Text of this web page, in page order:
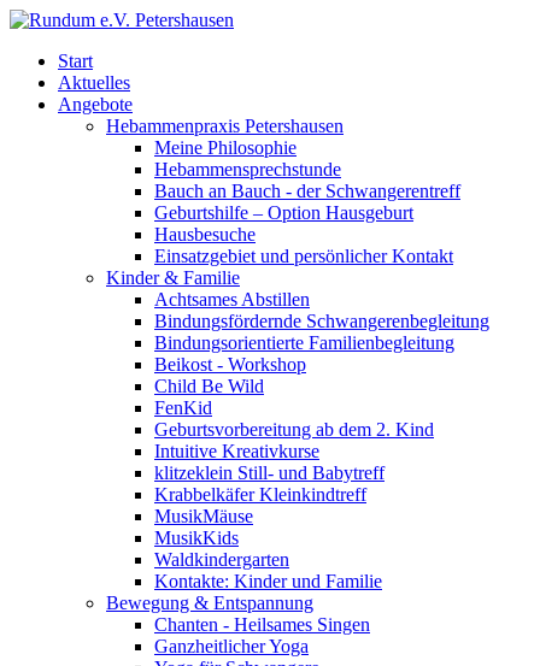
Start
Aktuelles
Angebote
Hebammenpraxis Petershausen
Meine Philosophie
Hebammensprechstunde
Bauch an Bauch - der Schwangerentreff
Geburtshilfe – Option Hausgeburt
Hausbesuche
Einsatzgebiet und persönlicher Kontakt
Kinder & Familie
Achtsames Abstillen
Bindungsfördernde Schwangerenbegleitung
Bindungsorientierte Familienbegleitung
Beikost - Workshop
Child Be Wild
FenKid
Geburtsvorbereitung ab dem 2. Kind
Intuitive Kreativkurse
klitzeklein Still- und Babytreff
Krabbelkäfer Kleinkindtreff
MusikMäuse
MusikKids
Waldkindergarten
Kontakte: Kinder und Familie
Bewegung & Entspannung
Chanten - Heilsames Singen
Ganzheitlicher Yoga